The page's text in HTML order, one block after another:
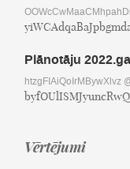
Plānotāju
htzgFIAiQoIrMBywXlvz
Vērtējumi